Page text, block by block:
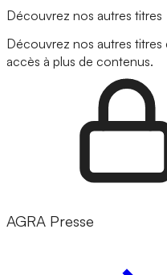
Découvrez nos autres titres
Découvrez nos autres
accès à plus de contenus.
AGRA Presse